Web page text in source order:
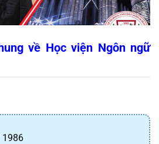
về Học viện Ngôn ngữ
1986